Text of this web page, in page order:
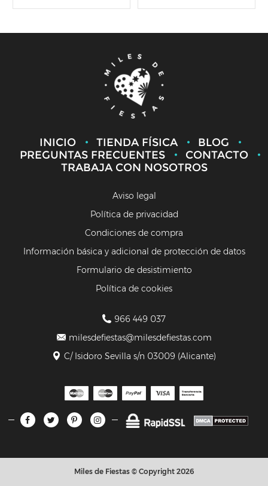
INICIO TIENDA FÍSICA
BLOG
PREGUNTAS FRECUENTES
CONTACTO
TRABAJA CON NOSOTROS
Aviso legal
Política de privacidad
Condiciones de compra
Información básica y adicional de protección de datos
Formulario de desistimiento
Política de cookies
966 449 037
milesdefiestas@milesdefiestas.com
C/ Isidoro Sevilla s/n 03009 (Alicante)
Miles de Fiestas © Copyright 2026